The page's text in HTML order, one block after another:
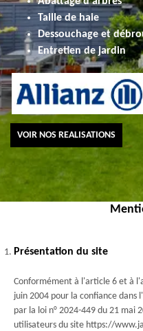
Taille de haie
Dessouchage et
Entretien de jardin
VOIR NOS REALISATIONS
Présentation du site
Conformément à l'article 6 et à
juin 2004 pour la confiance dans
par la loi n° 2024-449 du 21 mai
utilisateurs du site https://